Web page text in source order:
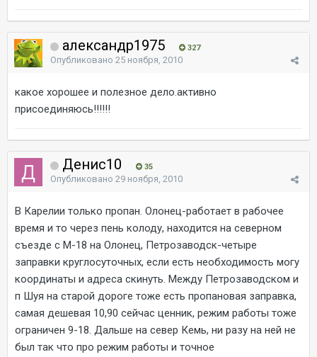
александр1975 327
Опубликовано 25 ноября, 2010
какое хорошее и полезное дело.активно
присоединяюсь!!!!!!
Денис10 35
Опубликовано 29 ноября, 2010
В Карелии только пропан. Олонец-работает в рабочее
время и то через пень колоду, находится на северном
съезде с М-18 на Олонец, Петрозаводск-четыре
заправки круглосуточных, если есть необходимость могу
координаты и адреса скинуть. Между Петрозаводском и
п Шуя на старой дороге тоже есть пропановая заправка,
самая дешевая 10,90 сейчас ценник, режим работы тоже
ограничен 9-18. Дальше на север Кемь, ни разу на ней не
был так что про режим работы и точное